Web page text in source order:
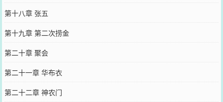
第十八章 张五
第十九章 第二次捞金
第二十章 聚会
第二十一章 华布衣
第二十二章 神农门